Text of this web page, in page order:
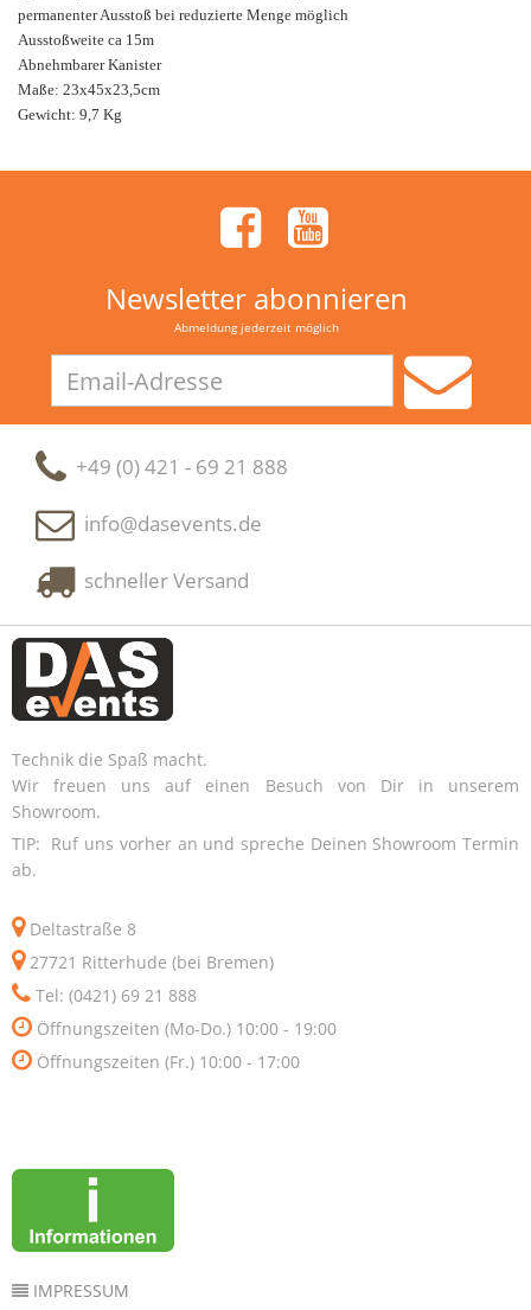
permanenter Ausstoß bei reduzierte Menge möglich
Ausstoßweite ca 15m
Abnehmbarer Kanister
Maße: 23x45x23,5cm
Gewicht: 9,7 Kg
Newsletter abonnieren
Abmeldung jederzeit möglich
Adresse
+49 (0) 421 - 69 21 888
info@dasevents.de
schneller Versand
Technik die Spaß macht.
Wir freuen uns auf einen Besuch von Dir in unserem
Showroom.
TIP: Ruf uns vorher an und spreche Deinen Showroom Termin
ab.
Deltastraße 8
27721 Ritterhude (bei Bremen)
Tel: (0421) 69 21 888
Öffnungszeiten (Mo-Do.) 10:00 - 19:00
Öffnungszeiten (Fr.) 10:00 - 17:00
IMPRESSUM